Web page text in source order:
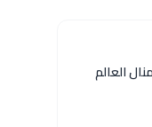
العالم